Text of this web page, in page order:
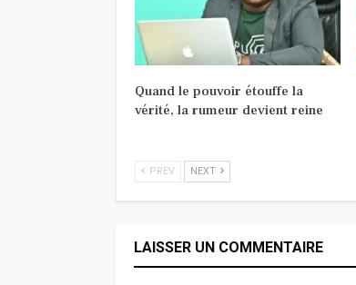
Quand le pouvoir étouffe la
vérité, la rumeur devient reine
PREV NEXT
LAISSER UN COMMENTAIRE